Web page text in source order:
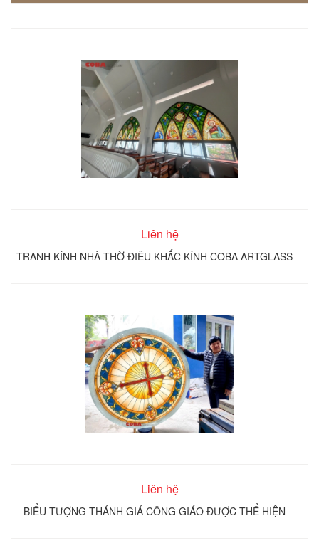
Liên hệ
TRANH KÍNH NHÀ THỜ ĐIÊU KHẮC KÍNH COBA ARTGLASS
Liên hệ
BIỂU TƯỢNG THÁNH GIÁ CÔNG GIÁO ĐƯỢC THỂ HIỆN